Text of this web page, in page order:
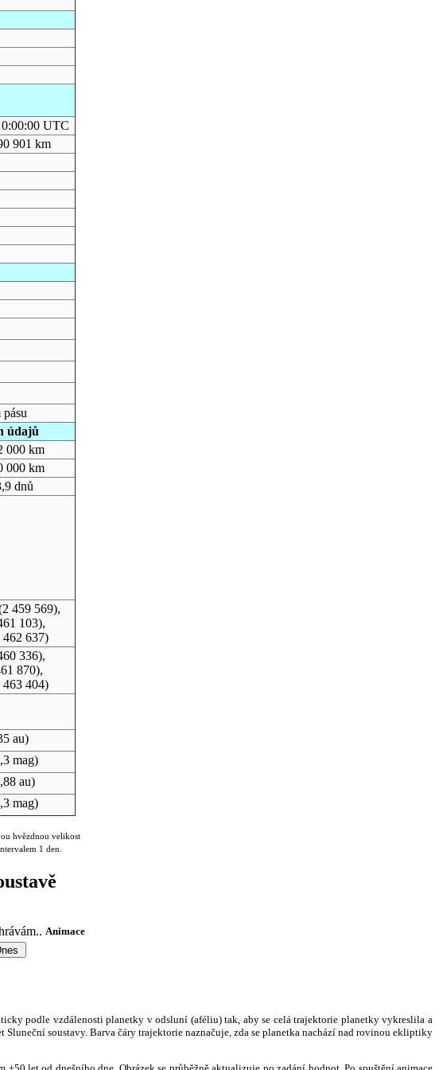
UTC
901 km
údajů
000 km
000 km
dnů
459 569),
103),
637)
336),
870),
463 404)
au)
mag)
au)
mag)
hvězdnou velikost
1 den.
Animace
podle vzdálenosti planetky v odsluní (aféliu) tak, aby se celá trajektorie planetky vykreslila a
soustavy. Barva čáry trajektorie naznačuje, zda se planetka nachází nad rovinou ekliptiky